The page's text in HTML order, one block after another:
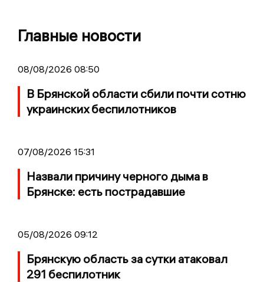
Главные новости
08/08/2026 08:50
В Брянской области сбили почти сотню
украинских беспилотников
07/08/2026 15:31
Назвали причину черного дыма в
Брянске: есть пострадавшие
05/08/2026 09:12
Брянскую область за сутки атаковал
291 беспилотник